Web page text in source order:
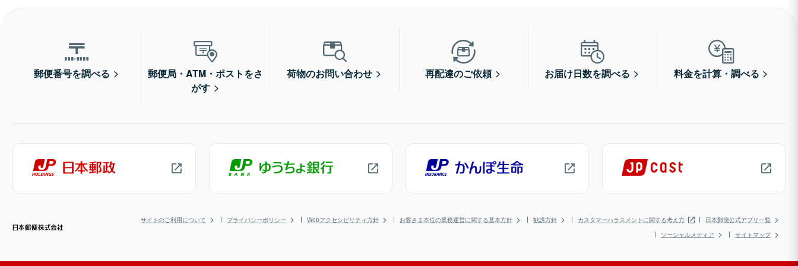
郵便番号を調べる
郵便局・ATM・ポストをさ
がす
荷物のお問い合わせ 再配達のご依頼 お届け日数を調べる 料金を計算・調べる
サイトのご利用について プライバシーポリシー Webアクセシビリティ方針 お客さま本位の業務運営に関する基本方針 勧誘方針 カスタマーハラスメントに関する考え方
日本郵便公式アプリ一覧
ソーシャルメディア
サイトマップ